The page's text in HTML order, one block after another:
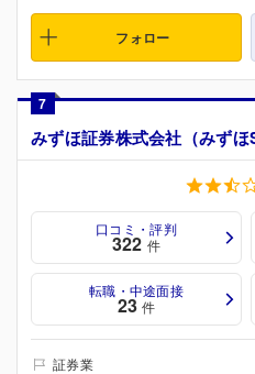
フォロー
7
みずほ証券株式会社（みずほ
口コミ・評判
322 件
転職・中途面接
23 件
証券業